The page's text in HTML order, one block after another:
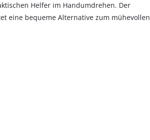
Helfer im Handumdrehen. Der
eine bequeme Alternative zum mühevollen